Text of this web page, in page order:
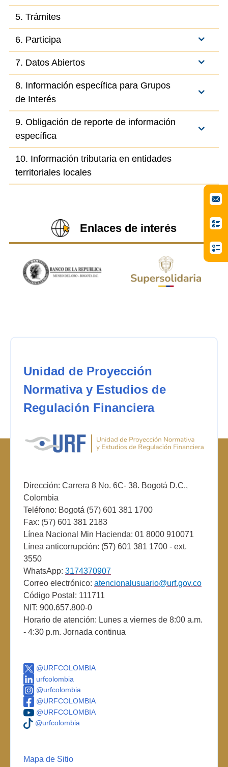
5. Trámites
6. Participa
7. Datos Abiertos
8. Información específica para Grupos
de Interés
9. Obligación de reporte de información
específica
10. Información tributaria en entidades
territoriales locales
Enlaces de interés
Unidad de Proyección
Normativa y Estudios de
Regulación Financiera
Dirección: Carrera 8 No. 6C- 38. Bogotá D.C.,
Colombia
Teléfono: Bogotá (57) 601 381 1700
Fax: (57) 601 381 2183
Línea Nacional Min Hacienda: 01 8000 910071
Línea anticorrupción: (57) 601 381 1700 - ext.
3550
WhatsApp: 3174370907
Correo electrónico: atencionalusuario@urf.gov.co
Código Postal: 111711
NIT: 900.657.800-0
Horario de atención: Lunes a viernes de 8:00 a.m.
- 4:30 p.m. Jornada continua
@URFCOLOMBIA
urfcolombia
@urfcolombia
@URFCOLOMBIA
@URFCOLOMBIA
@urfcolombia
Mapa de Sitio